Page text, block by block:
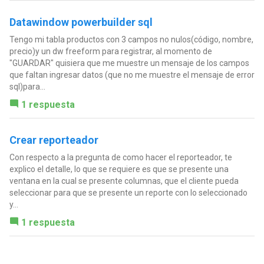
Datawindow powerbuilder sql
Tengo mi tabla productos con 3 campos no nulos(código, nombre,
precio)y un dw freeform para registrar, al momento de
"GUARDAR" quisiera que me muestre un mensaje de los campos
que faltan ingresar datos (que no me muestre el mensaje de error
sql)para...
1 respuesta
Crear reporteador
Con respecto a la pregunta de como hacer el reporteador, te
explico el detalle, lo que se requiere es que se presente una
ventana en la cual se presente columnas, que el cliente pueda
seleccionar para que se presente un reporte con lo seleccionado
y...
1 respuesta